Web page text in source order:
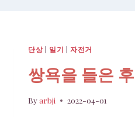
단상| 일기 | 자전거
쌍욕을 들은
Byarbji 2022-04-01